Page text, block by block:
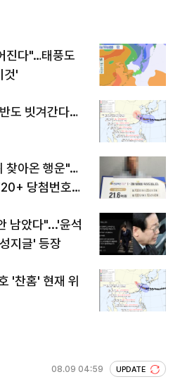
진다"…태풍도
것'
도 빗겨간다…
찾아온 행운"…
당첨번호조
남았다"...'윤석
지글' 등장
'찬홈' 현재 위
08.09 04:59 UPDATE